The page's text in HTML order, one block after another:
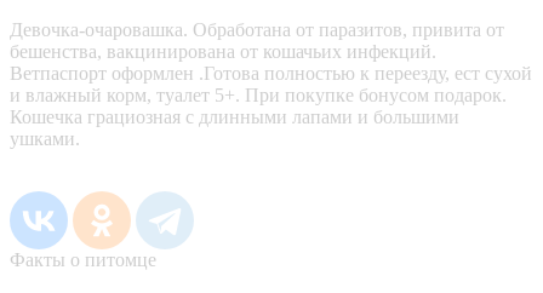
Девочка-очаровашка. Обработана от паразитов, привита от
бешенства, вакцинирована от кошачьих инфекций.
Ветпаспорт оформлен .Готова полностью к переезду, ест сухой
и влажный корм, туалет 5+. При покупке бонусом подарок.
Кошечка грациозная с длинными лапами и большими
ушками.
Факты о питомце